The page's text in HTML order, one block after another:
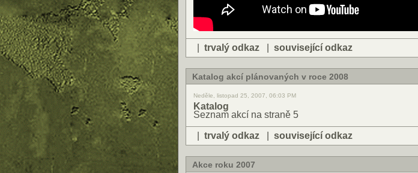
trvalý odkaz související odkaz
Katalog akcí plánovaných v roce 2008
Neděle, listopad 25, 2007, 06:03 PM
Katalog
Seznam akcí na straně 5
trvalý odkaz související odkaz
Akce roku 2007